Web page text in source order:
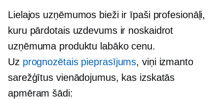
Lielajos uzņēmumos bieži ir īpaši profesionāļi,
kuru pārdotais uzdevums ir noskaidrot
uzņēmuma produktu labāko cenu.
Uz prognozētais pieprasījums, viņi izmanto
sarežģītus vienādojumus, kas izskatās
apmēram šādi: